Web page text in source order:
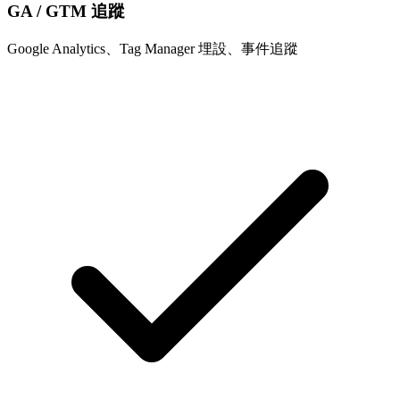
GA / GTM 追蹤
Google Analytics、Tag Manager 埋設、事件追蹤